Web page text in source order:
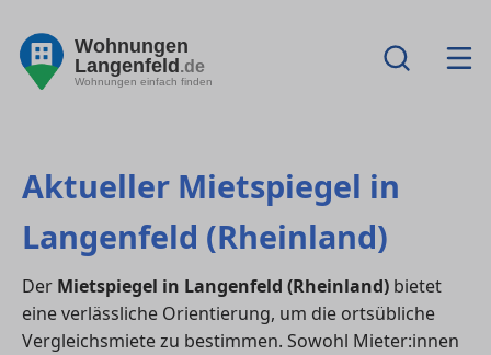
Wohnungen
Langenfeld.de
Wohnungen einfach finden
Aktueller Mietspiegel in
Langenfeld (Rheinland)
Der Mietspiegel in Langenfeld (Rheinland) bietet
eine verlässliche Orientierung, um die ortsübliche
Vergleichsmiete zu bestimmen. Sowohl Mieter:innen